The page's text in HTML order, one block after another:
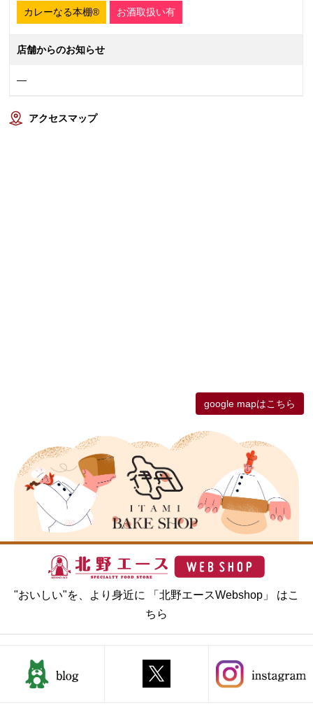
カレーなる本棚® お酒取扱い有
店舗からのお知らせ
—
アクセスマップ
google mapはこちら
"おいしい"を、より身近に 「北野エースWebshop」 はこ
ちら